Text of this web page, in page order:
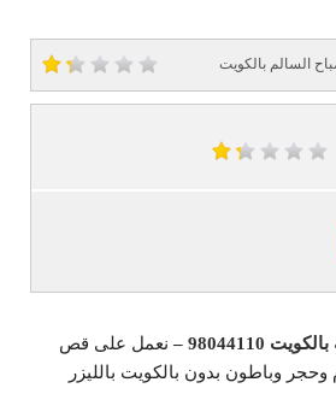
السالم بالكويت
–
نعمل على قص
وباطون بدون بالكويت بالليزر